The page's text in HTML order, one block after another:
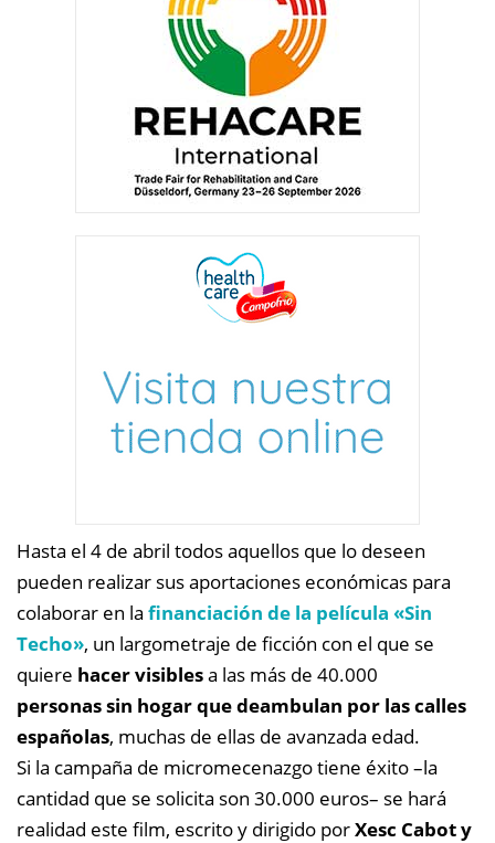
Hasta el 4 de abril todos aquellos que lo deseen
pueden realizar sus aportaciones económicas para
colaborar en la financiación de la película «Sin
Techo», un largometraje de ficción con el que se
quiere hacer visiblesa las más de 40.000
personas sin hogar que deambulan por las calles
españolas, muchas de ellas de avanzada edad.
Si la campaña de micromecenazgo tiene éxito –la
cantidad que se solicita son 30.000 euros– se hará
realidad este film, escrito y dirigido porXesc Cabot y